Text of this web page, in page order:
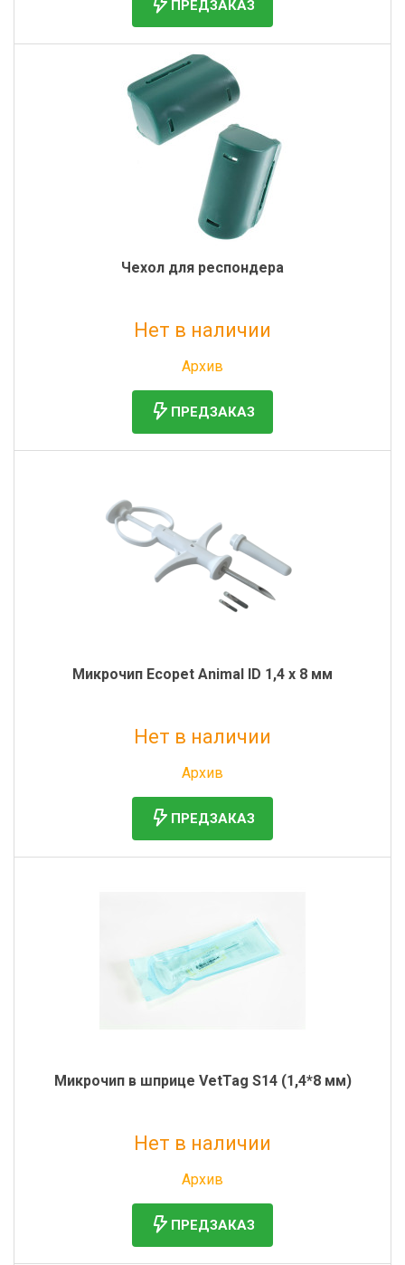
ПРЕДЗАКАЗ
Чехол для респондера
Нет в наличии
Архив
ПРЕДЗАКАЗ
Микрочип Ecopet Animal ID 1,4 x 8 мм
Нет в наличии
Архив
ПРЕДЗАКАЗ
Микрочип в шприце VetTag S14 (1,4*8 мм)
Нет в наличии
Архив
ПРЕДЗАКАЗ